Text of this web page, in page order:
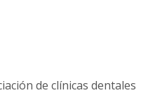
de clínicas dentales